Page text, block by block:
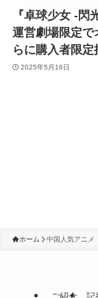
『卓球少女 -閃
運営劇場限定で
らに購入者限定
2025年5月16日
ホーム 中国人気アニメ